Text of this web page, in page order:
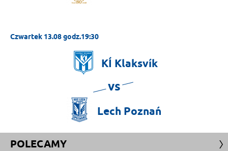
Czwartek 13.08 godz.19:30
KÍ Klaksvík
vs
Lech Poznań
POLECAMY